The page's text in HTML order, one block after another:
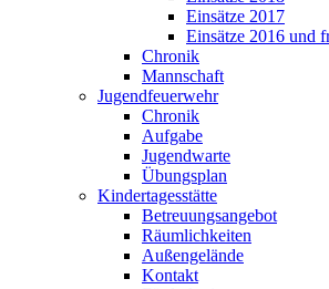
Einsätze 2017
Einsätze 2016 und
Chronik
Mannschaft
Jugendfeuerwehr
Chronik
Aufgabe
Jugendwarte
Übungsplan
Kindertagesstätte
Betreuungsangebot
Räumlichkeiten
Außengelände
Kontakt